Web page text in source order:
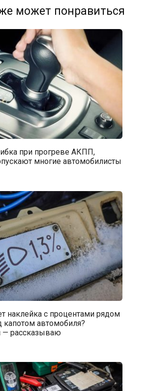
может понравиться
при прогреве АКПП,
многие автомобилисты
наклейка с процентами рядом
капотом автомобиля?
— рассказываю